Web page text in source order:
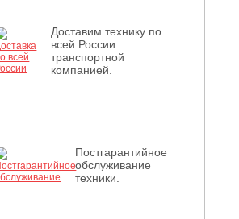
Доставим технику по
всей России
транспортной
компанией.
Постгарантийное
обслуживание
техники.